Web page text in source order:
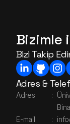
Bizimle
Bizi Takip
Adres &
Adres :
E-mail
: